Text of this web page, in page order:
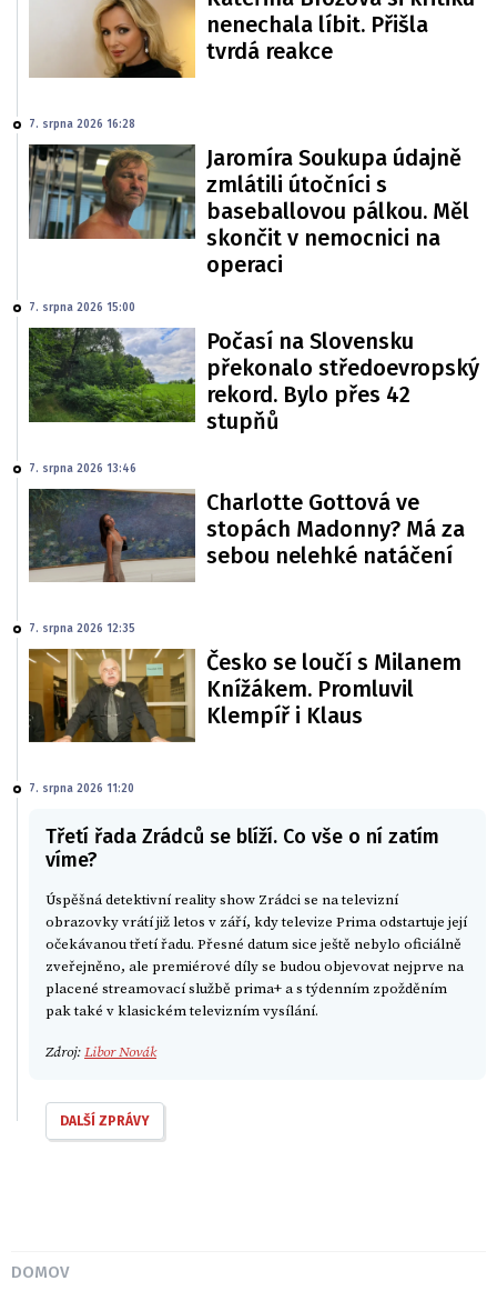
nenechala líbit. Přišla
tvrdá reakce
7. srpna 2026 16:28
Jaromíra Soukupa údajně
zmlátili útočníci s
baseballovou pálkou. Měl
skončit v nemocnici na
operaci
7. srpna 2026 15:00
Počasí na Slovensku
překonalo středoevropský
rekord. Bylo přes 42
stupňů
7. srpna 2026 13:46
Charlotte Gottová ve
stopách Madonny? Má za
sebou nelehké natáčení
7. srpna 2026 12:35
Česko se loučí s Milanem
Knížákem. Promluvil
Klempíř i Klaus
7. srpna 2026 11:20
Třetí řada Zrádců se blíží. Co vše o ní zatím
víme?
Úspěšná detektivní reality show Zrádci se na televizní
obrazovky vrátí již letos v září, kdy televize Prima odstartuje její
očekávanou třetí řadu. Přesné datum sice ještě nebylo oficiálně
zveřejněno, ale premiérové díly se budou objevovat nejprve na
placené streamovací službě prima+ a s týdenním zpožděním
pak také v klasickém televizním vysílání.
Zdroj:Libor Novák
DALŠÍ ZPRÁVY
DOMOV